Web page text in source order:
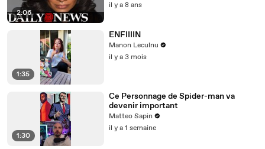
2:06
il y a 8 ans
1:35
ENFIIIIN
Manon Leculnu
il y a 3 mois
1:30
Ce Personnage de Spider-man va
devenir important
Matteo Sapin
il y a 1 semaine